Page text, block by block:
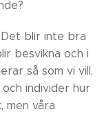
blir inte bra
besvikna och i
så som vi vill.
individer hur
men våra